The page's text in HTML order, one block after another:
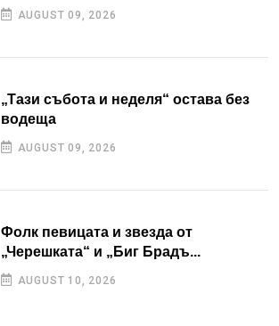
AUGUST 09, 2026
„Тази събота и неделя“ остава без
водеща
AUGUST 09, 2026
Фолк певицата и звезда от
„Черешката“ и „Биг Брадъ...
AUGUST 10, 2026